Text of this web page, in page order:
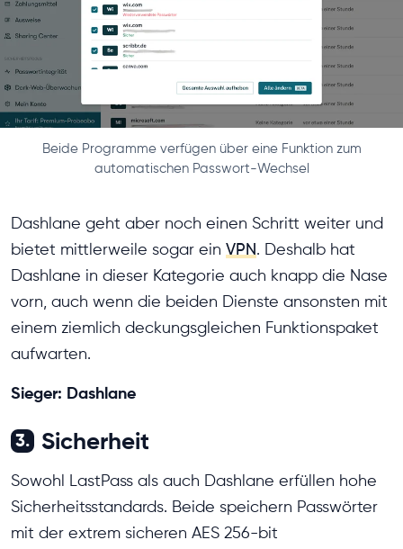
Beide Programme verfügen über eine Funktion zum
automatischen Passwort-Wechsel
Dashlane geht aber noch einen Schritt weiter und
bietet mittlerweile sogar ein VPN. Deshalb hat
Dashlane in dieser Kategorie auch knapp die Nase
vorn, auch wenn die beiden Dienste ansonsten mit
einem ziemlich deckungsgleichen Funktionspaket
aufwarten.
Sieger: Dashlane
3. Sicherheit
Sowohl LastPass als auch Dashlane erfüllen hohe
Sicherheitsstandards. Beide speichern Passwörter
mit der extrem sicheren AES 256-bit